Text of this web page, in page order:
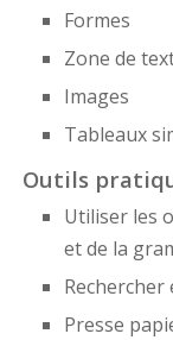
Formes
Zone de
Images
Tableaux
Outils
Utiliser les
et de la
Presse